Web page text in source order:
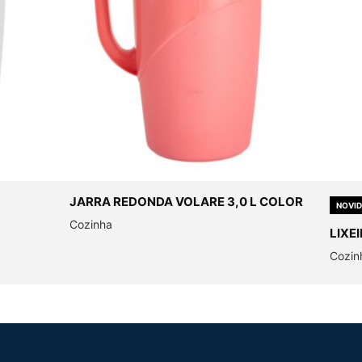
JARRA REDONDA VOLARE 3,0 L COLOR
Cozinha